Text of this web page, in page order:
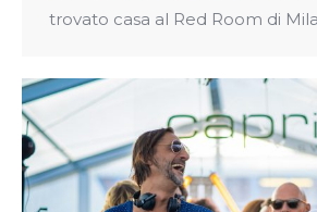
trovato casa al Red Room di